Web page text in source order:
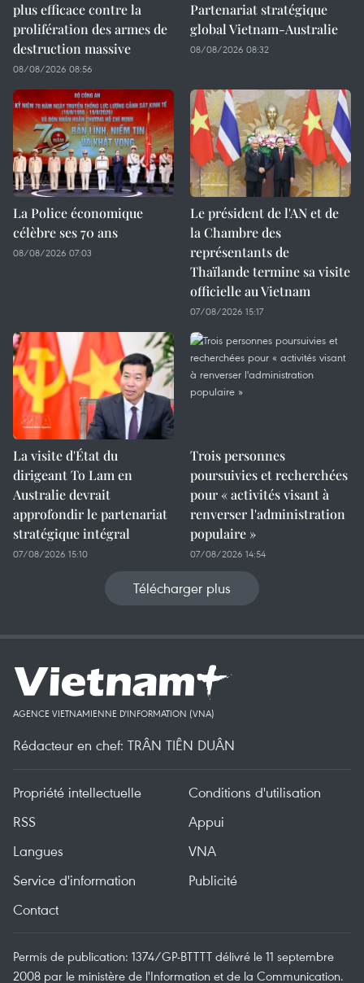
plus efficace contre la
prolifération des armes de
destruction massive
08/08/2026 08:56
Partenariat stratégique
global Vietnam-Australie
08/08/2026 08:32
La Police économique
célèbre ses 70 ans
08/08/2026 07:03
Le président de l'AN et de
la Chambre des
représentants de
Thaïlande termine sa visite
officielle au Vietnam
07/08/2026 15:17
La visite d'État du
dirigeant To Lam en
Australie devrait
approfondir le partenariat
stratégique intégral
07/08/2026 15:10
Trois personnes
poursuivies et recherchées
pour « activités visant à
renverser l'administration
populaire »
07/08/2026 14:54
Télécharger plus
AGENCE VIETNAMIENNE D'INFORMATION (VNA)
Rédacteur en chef: TRÂN TIÊN DUÂN
Propriété intellectuelle
Conditions d'utilisation
RSS
Appui
Langues
VNA
Service d'information
Publicité
Contact
Permis de publication: 1374/GP-BTTTT délivré le 11 septembre
2008 par le ministère de l'Information et de la Communication.